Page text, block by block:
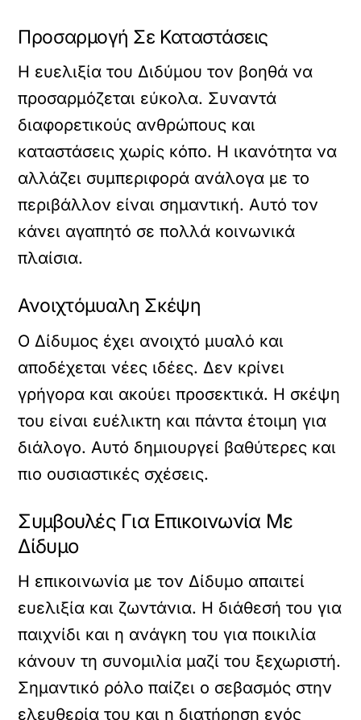
Προσαρμογή Σε Καταστάσεις
Η ευελιξία του Διδύμου τον βοηθά να
προσαρμόζεται εύκολα. Συναντά
διαφορετικούς ανθρώπους και
καταστάσεις χωρίς κόπο. Η ικανότητα να
αλλάζει συμπεριφορά ανάλογα με το
περιβάλλον είναι σημαντική. Αυτό τον
κάνει αγαπητό σε πολλά κοινωνικά
πλαίσια.
Ανοιχτόμυαλη Σκέψη
Ο Δίδυμος έχει ανοιχτό μυαλό και
αποδέχεται νέες ιδέες. Δεν κρίνει
γρήγορα και ακούει προσεκτικά. Η σκέψη
του είναι ευέλικτη και πάντα έτοιμη για
διάλογο. Αυτό δημιουργεί βαθύτερες και
πιο ουσιαστικές σχέσεις.
Συμβουλές Για Επικοινωνία Με
Δίδυμο
Η επικοινωνία με τον Δίδυμο απαιτεί
ευελιξία και ζωντάνια. Η διάθεσή του για
παιχνίδι και η ανάγκη του για ποικιλία
κάνουν τη συνομιλία μαζί του ξεχωριστή.
Σημαντικό ρόλο παίζει ο σεβασμός στην
ελευθερία του και η διατήρηση ενός